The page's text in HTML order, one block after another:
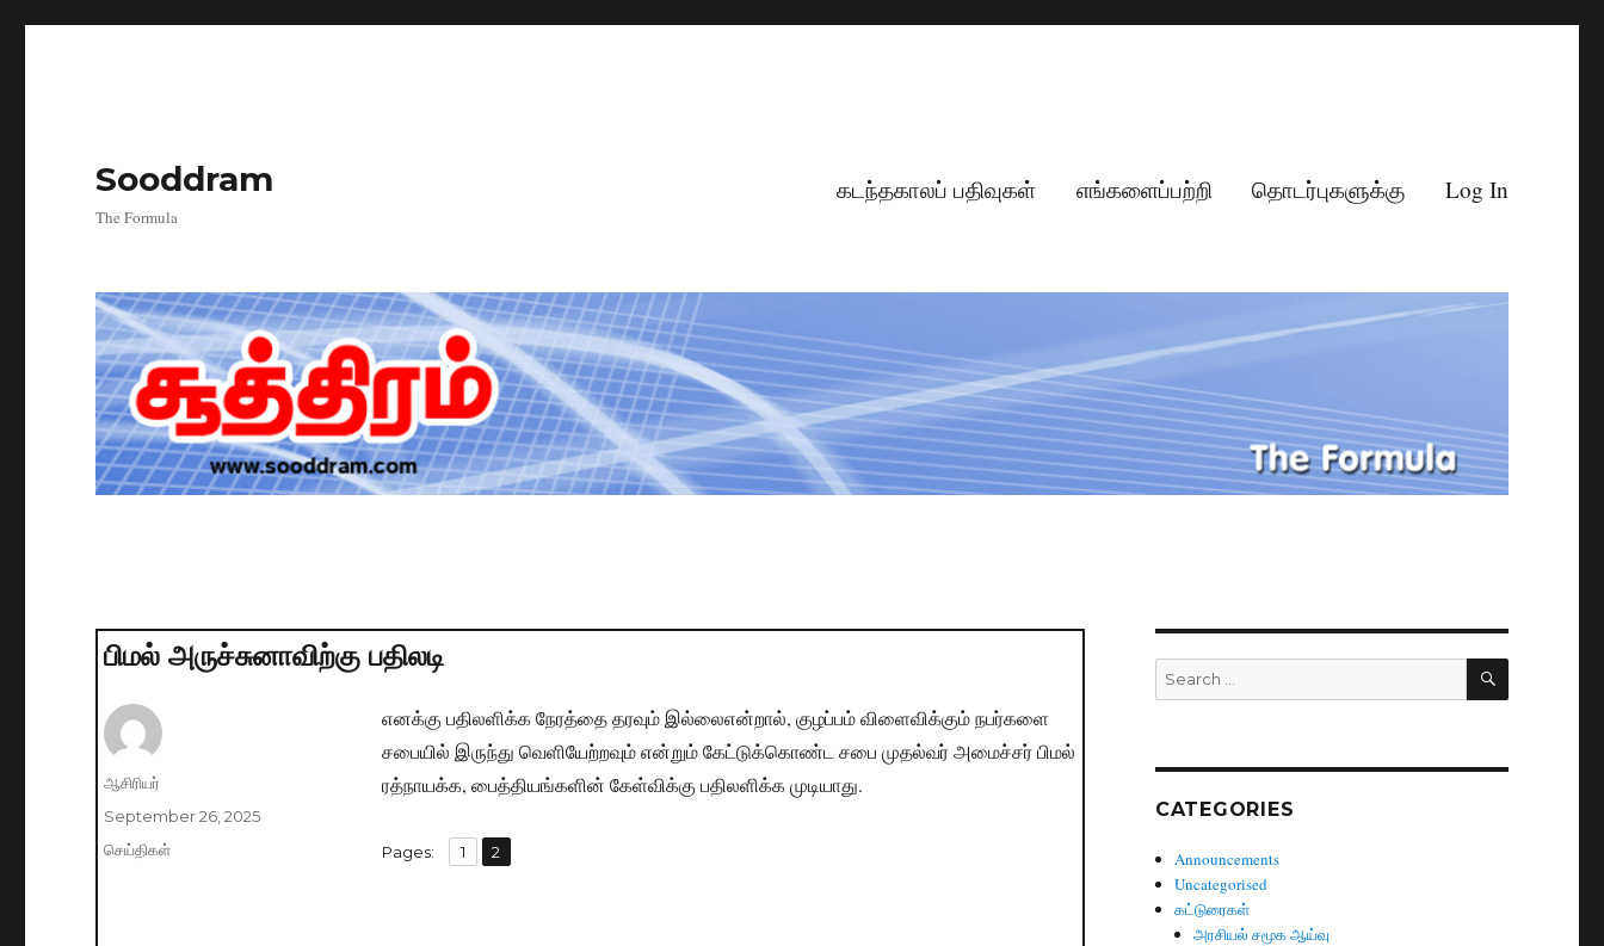
Sooddram
The Formula
கடந்தகாலப் பதிவுகள் எங்களைப்பற்றி தொடர்புகளுக்கு Log In
பிமல் அருச்சுனாவிற்கு பதிலடி
எனக்கு பதிலளிக்க நேரத்தை தரவும் இல்லை​என்றால், குழப்பம் விளைவிக்கும் நபர்களை
சபையில் இருந்து வெளியேற்றவும் என்றும் கேட்டுக்கொண்ட சபை முதல்வர் அமைச்சர் பிமல்
ரத்நாயக்க, பைத்தியங்களின் கேள்விக்கு பதிலளிக்க முடியாது.
Pages: Page
1 ,
Page
2
Author
ஆசிரியர்
Posted
on
September 26, 2025
Categories
செய்திகள்
Search
for:
SEARCH
CATEGORIES
Announcements
Uncategorised
கட்டுரைகள்
அரசியல் சமூக ஆய்வு